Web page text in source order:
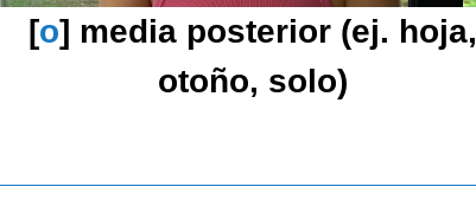
[o] media posterior (ej. hoja,
otoño, solo)